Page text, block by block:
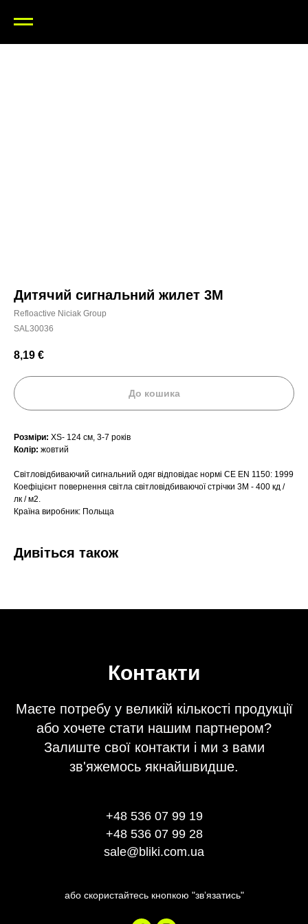
Дитячий сигнальний жилет 3M
Refloactive Niciak Group
SAL30036
8,19 €
До кошика
Розміри: XS- 124 см, 3-7 років
Колір: жовтий
Світловідбиваючий сигнальний одяг відповідає нормі CE EN 1150: 1999
Коефіцієнт повернення світла світловідбиваючої стрічки 3М - 400 кд /
лк / м2.
Країна виробник: Польща
Дивіться також
Контакти
Маєте потребу у великій кількості продукції
або хочете стати нашим партнером?
Залиште свої контакти і ми з вами
зв'яжемось якнайшвидше.
+48 536 07 99 19
+48 536 07 99 28
sale@bliki.com.ua
або скористайтесь кнопкою "звʼязатись"